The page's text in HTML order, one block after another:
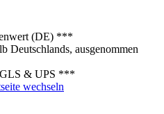
(DE) ***
Deutschlands, ausgenommen
GLS & UPS ***